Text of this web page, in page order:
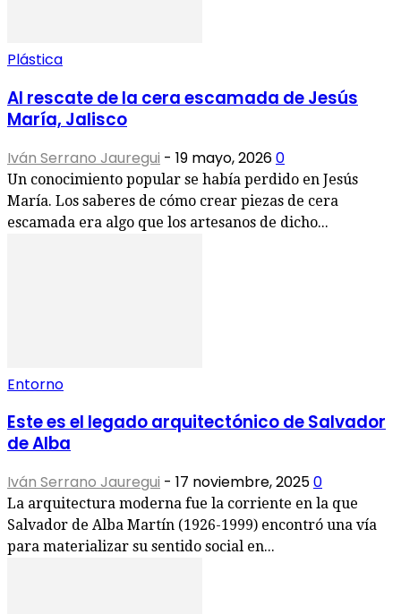
Plástica
Al rescate de la cera escamada de Jesús
María, Jalisco
Iván Serrano Jauregui - 19 mayo, 20260
Un conocimiento popular se había perdido en Jesús
María. Los saberes de cómo crear piezas de cera
escamada era algo que los artesanos de dicho...
Entorno
Este es el legado arquitectónico de Salvador
de Alba
Iván Serrano Jauregui - 17 noviembre, 20250
La arquitectura moderna fue la corriente en la que
Salvador de Alba Martín (1926-1999) encontró una vía
para materializar su sentido social en...